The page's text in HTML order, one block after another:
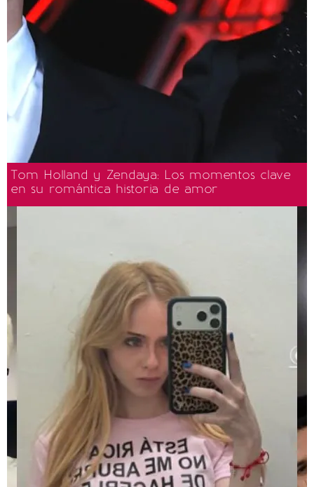
Tom Holland y Zendaya: Los momentos clave
en su romántica historia de amor